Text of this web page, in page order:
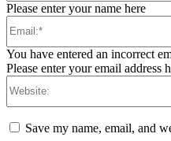
Please enter your name here
You have entered an incorrect
Please enter your email address
Save my name, email, and